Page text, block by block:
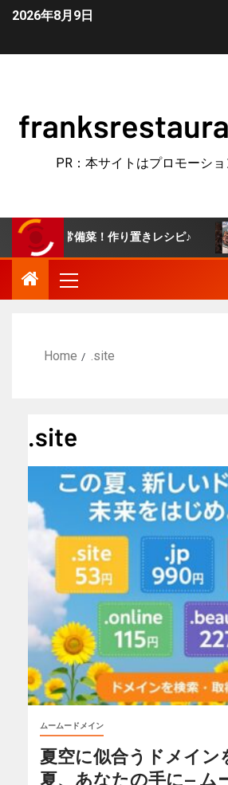
2026年8月9日
PR：本サイトはプロモーシ
備菜！作り置きレシピ♪ 絶
Home .site
.site
ムームードメイン
夏空に似合うドメイン
夏、あなたの手に— ム